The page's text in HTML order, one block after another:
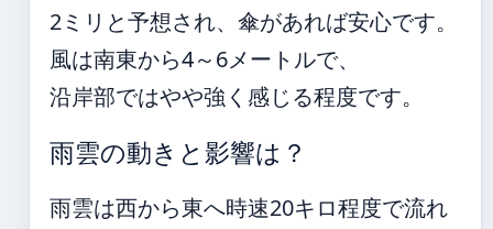
2ミリと予想され、傘があれば安心です。
風は南東から4～6メートルで、
沿岸部ではやや強く感じる程度です。
雨雲の動きと影響は？
雨雲は西から東へ時速20キロ程度で流れ